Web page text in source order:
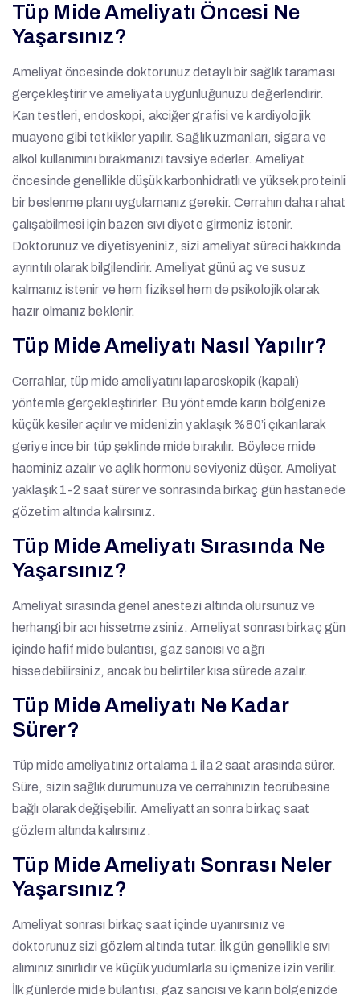
Tüp Mide Ameliyatı Öncesi Ne
Yaşarsınız?
Ameliyat öncesinde doktorunuz detaylı bir sağlık taraması
gerçekleştirir ve ameliyata uygunluğunuzu değerlendirir.
Kan testleri, endoskopi, akciğer grafisi ve kardiyolojik
muayene gibi tetkikler yapılır. Sağlık uzmanları, sigara ve
alkol kullanımını bırakmanızı tavsiye ederler. Ameliyat
öncesinde genellikle düşük karbonhidratlı ve yüksek proteinli
bir beslenme planı uygulamanız gerekir. Cerrahın daha rahat
çalışabilmesi için bazen sıvı diyete girmeniz istenir.
Doktorunuz ve diyetisyeniniz, sizi ameliyat süreci hakkında
ayrıntılı olarak bilgilendirir. Ameliyat günü aç ve susuz
kalmanız istenir ve hem fiziksel hem de psikolojik olarak
hazır olmanız beklenir.
Tüp Mide Ameliyatı Nasıl Yapılır?
Cerrahlar, tüp mide ameliyatını laparoskopik (kapalı)
yöntemle gerçekleştirirler. Bu yöntemde karın bölgenize
küçük kesiler açılır ve midenizin yaklaşık %80’i çıkarılarak
geriye ince bir tüp şeklinde mide bırakılır. Böylece mide
hacminiz azalır ve açlık hormonu seviyeniz düşer. Ameliyat
yaklaşık 1-2 saat sürer ve sonrasında birkaç gün hastanede
gözetim altında kalırsınız.
Tüp Mide Ameliyatı Sırasında Ne
Yaşarsınız?
Ameliyat sırasında genel anestezi altında olursunuz ve
herhangi bir acı hissetmezsiniz. Ameliyat sonrası birkaç gün
içinde hafif mide bulantısı, gaz sancısı ve ağrı
hissedebilirsiniz, ancak bu belirtiler kısa sürede azalır.
Tüp Mide Ameliyatı Ne Kadar
Sürer?
Tüp mide ameliyatınız ortalama 1 ila 2 saat arasında sürer.
Süre, sizin sağlık durumunuza ve cerrahınızın tecrübesine
bağlı olarak değişebilir. Ameliyattan sonra birkaç saat
gözlem altında kalırsınız.
Tüp Mide Ameliyatı Sonrası Neler
Yaşarsınız?
Ameliyat sonrası birkaç saat içinde uyanırsınız ve
doktorunuz sizi gözlem altında tutar. İlk gün genellikle sıvı
alımınız sınırlıdır ve küçük yudumlarla su içmenize izin verilir.
İlk günlerde mide bulantısı, gaz sancısı ve karın bölgenizde